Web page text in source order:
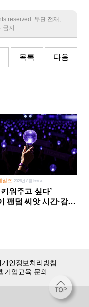
reserved. 무단 전재,
금지
목록 다음
일즈 2026년 8월 Issue 1
키워주고 싶다’
팬덤 씨앗 시간·감정
개인정보처리방침
기업교육 문의